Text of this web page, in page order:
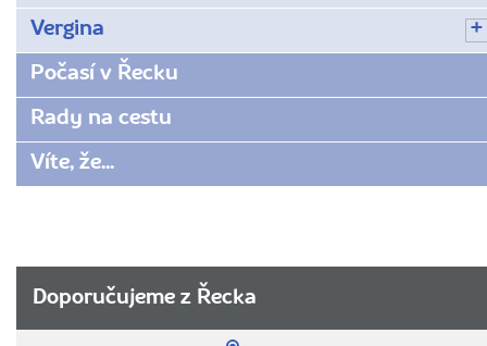
Vergina
Počasí v Řecku
Rady na cestu
Víte, že...
Doporučujeme z Řecka